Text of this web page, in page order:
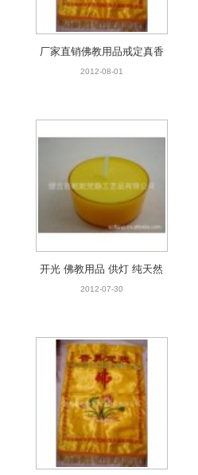
厂家直销佛教用品戒定真香
经盖 佛教用品批发 绣品潮绣
2012-08-01
开光 佛教用品 供灯 纯天然
植物油 可食用 黄色花烛 酥
2012-07-30